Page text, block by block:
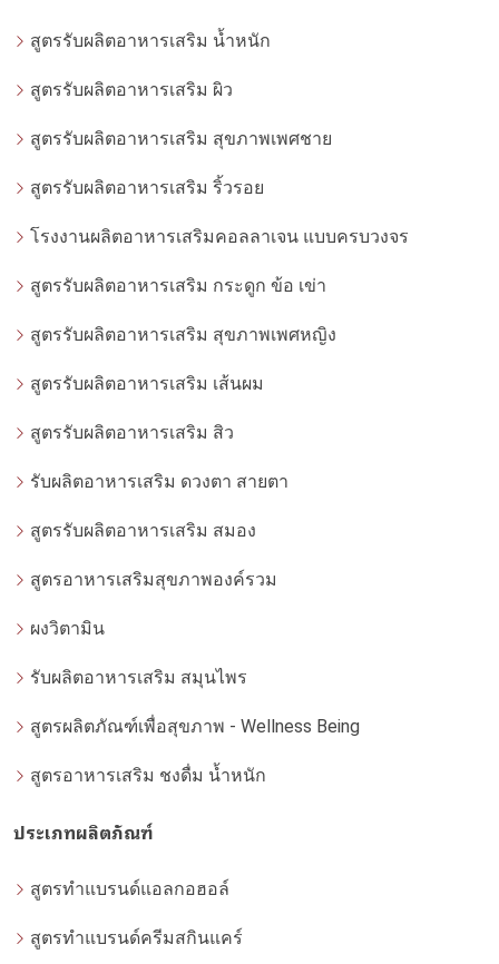
สูตรรับผลิตอาหารเสริม น้ำหนัก
สูตรรับผลิตอาหารเสริม ผิว
สูตรรับผลิตอาหารเสริม สุขภาพเพศชาย
สูตรรับผลิตอาหารเสริม ริ้วรอย
โรงงานผลิตอาหารเสริมคอลลาเจน แบบครบวงจร
สูตรรับผลิตอาหารเสริม กระดูก ข้อ เข่า
สูตรรับผลิตอาหารเสริม สุขภาพเพศหญิง
สูตรรับผลิตอาหารเสริม เส้นผม
สูตรรับผลิตอาหารเสริม สิว
รับผลิตอาหารเสริม ดวงตา สายตา
สูตรรับผลิตอาหารเสริม สมอง
สูตรอาหารเสริมสุขภาพองค์รวม
ผงวิตามิน
รับผลิตอาหารเสริม สมุนไพร
สูตรผลิตภัณฑ์เพื่อสุขภาพ - Wellness Being
สูตรอาหารเสริม ชงดื่ม น้ำหนัก
ประเภทผลิตภัณฑ์
สูตรทำแบรนด์แอลกอฮอล์
สูตรทำแบรนด์ครีมสกินแคร์